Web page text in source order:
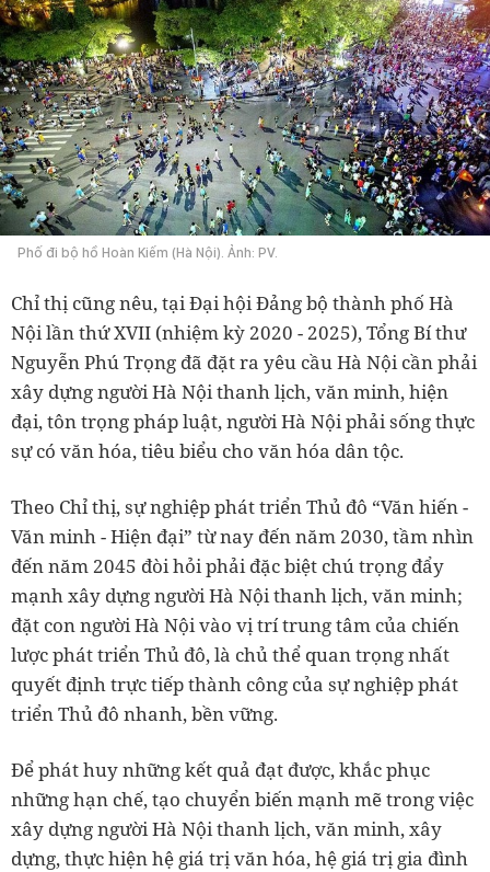
Phố đi bộ hồ Hoàn Kiếm (Hà Nội). Ảnh: PV.
Chỉ thị cũng nêu, tại Đại hội Đảng bộ thành phố Hà
Nội lần thứ XVII (nhiệm kỳ 2020 - 2025), Tổng Bí thư
Nguyễn Phú Trọng đã đặt ra yêu cầu Hà Nội cần phải
xây dựng người Hà Nội thanh lịch, văn minh, hiện
đại, tôn trọng pháp luật, người Hà Nội phải sống thực
sự có văn hóa, tiêu biểu cho văn hóa dân tộc.
Theo Chỉ thị, sự nghiệp phát triển Thủ đô “Văn hiến -
Văn minh - Hiện đại” từ nay đến năm 2030, tầm nhìn
đến năm 2045 đòi hỏi phải đặc biệt chú trọng đẩy
mạnh xây dựng người Hà Nội thanh lịch, văn minh;
đặt con người Hà Nội vào vị trí trung tâm của chiến
lược phát triển Thủ đô, là chủ thể quan trọng nhất
quyết định trực tiếp thành công của sự nghiệp phát
triển Thủ đô nhanh, bền vững.
Để phát huy những kết quả đạt được, khắc phục
những hạn chế, tạo chuyển biến mạnh mẽ trong việc
xây dựng người Hà Nội thanh lịch, văn minh, xây
dựng, thực hiện hệ giá trị văn hóa, hệ giá trị gia đình